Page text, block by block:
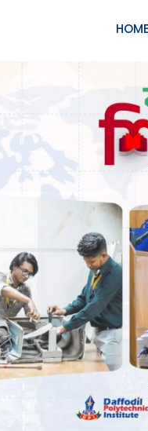
HOME